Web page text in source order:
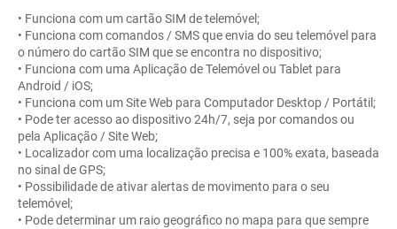
• Funciona com um cartão SIM de telemóvel;
• Funciona com comandos / SMS que envia do seu telemóvel para
o número do cartão SIM que se encontra no dispositivo;
• Funciona com uma Aplicação de Telemóvel ou Tablet para
Android / iOS;
• Funciona com um Site Web para Computador Desktop / Portátil;
• Pode ter acesso ao dispositivo 24h/7, seja por comandos ou
pela Aplicação / Site Web;
• Localizador com uma localização precisa e 100% exata, baseada
no sinal de GPS;
• Possibilidade de ativar alertas de movimento para o seu
telemóvel;
• Pode determinar um raio geográfico no mapa para que sempre